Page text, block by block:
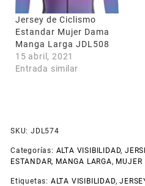
Jersey de Ciclismo
Estandar Mujer Dama
Manga Larga JDL508
15 abril, 2021
Entrada similar
SKU: JDL574
Categorías: ALTA VISIBILIDAD,
ESTANDAR, MANGA LARGA, MUJER
Etiquetas: ALTA VISIBILIDAD,